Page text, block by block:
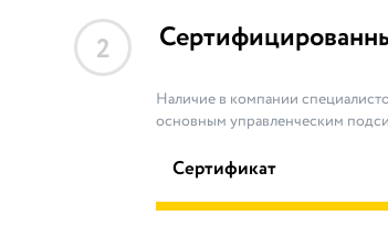
2
Наличие в компании
основным управленческим
Сертификат